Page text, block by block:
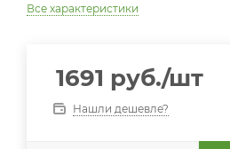
Все характеристики
1691 руб./шт
Нашли дешевле?